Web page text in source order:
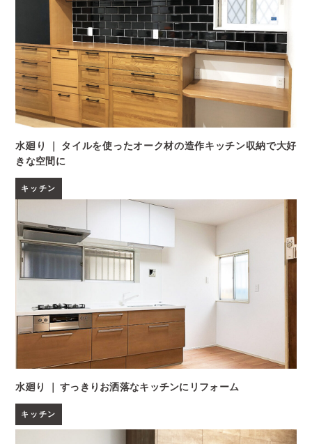
水廻り ｜ タイルを使ったオーク材の造作キッチン収納で大好
きな空間に
キッチン
水廻り ｜ すっきりお洒落なキッチンにリフォーム
キッチン